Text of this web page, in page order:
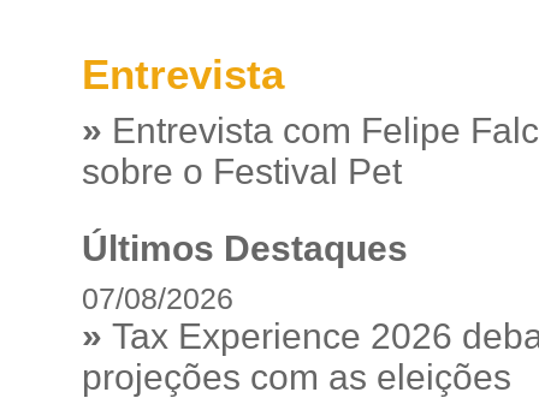
Entrevista
» Entrevista com Felipe
sobre o Festival Pet
Últimos Destaques
07/08/2026
» Tax Experience 2026
projeções com as eleições